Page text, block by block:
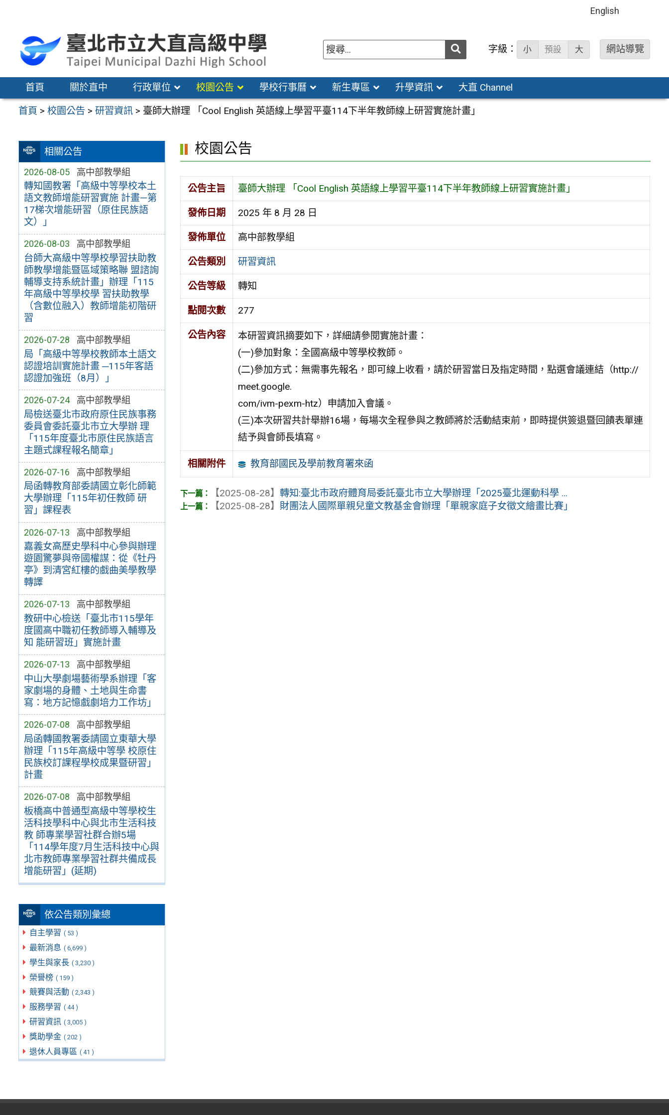
區
English
送出 字級： 小 預設 大 網站導覽
首頁 關於直中 行政單位 校園公告 學校行事曆 新生專區 升學資訊 大直 Channel
首頁 >校園公告 >研習資訊 > 臺師大辦理 「Cool English 英語線上學習平臺114下半年教師線上研習實施計畫」
相關公告
2026-08-05 高中部教學組
轉知國教署「高級中等學校本土
語文教師增能研習實施 計畫—第
17梯次增能研習（原住民族語
文）」
2026-08-03 高中部教學組
台師大高級中等學校學習扶助教
師教學增能暨區域策略聯 盟諮詢
輔導支持系統計畫」辦理「115
年高級中等學校學 習扶助教學
（含數位融入）教師增能初階研
習
2026-07-28 高中部教學組
局「高級中等學校教師本土語文
認證培訓實施計畫 ─115年客語
認證加強班（8月）」
2026-07-24 高中部教學組
局檢送臺北市政府原住民族事務
委員會委託臺北市立大學辦 理
「115年度臺北市原住民族語言
主題式課程報名簡章」
2026-07-16 高中部教學組
局函轉教育部委請國立彰化師範
大學辦理「115年初任教師 研
習」課程表
2026-07-13 高中部教學組
嘉義女高歷史學科中心參與辦理
遊園驚夢與帝國權謀：從《牡丹
亭》到清宮紅樓的戲曲美學教學
轉譯
2026-07-13 高中部教學組
教研中心檢送「臺北市115學年
度國高中職初任教師導入輔導及
知 能研習班」實施計畫
2026-07-13 高中部教學組
中山大學劇場藝術學系辦理「客
家劇場的身體、土地與生命書
寫：地方記憶戲劇培力工作坊」
2026-07-08 高中部教學組
局函轉國教署委請國立東華大學
辦理「115年高級中等學 校原住
民族校訂課程學校成果暨研習」
計畫
2026-07-08 高中部教學組
板橋高中普通型高級中等學校生
活科技學科中心與北市生活科技
教 師專業學習社群合辦5場
「114學年度7月生活科技中心與
北市教師專業學習社群共備成長
增能研習」(延期)
依公告類別彙總
自主學習 ( 53 )
最新消息 ( 6,699 )
學生與家長 ( 3,230 )
榮譽榜 ( 159 )
競賽與活動 ( 2,343 )
服務學習 ( 44 )
研習資訊 ( 3,005 )
獎助學金 ( 202 )
退休人員專區 ( 41 )
校園公告
公告主旨 臺師大辦理 「Cool English 英語線上學習平臺114下半年教師線上研習實施計畫」
發佈日期 2025 年 8 月 28 日
發佈單位 高中部教學組
公告類別 研習資訊
公告等級 轉知
點閱次數 277
公告內容
本研習資訊摘要如下，詳細請參閱實施計畫：
(一)參加對象：全國高級中等學校教師。
(二)參加方式：無需事先報名，即可線上收看，請於研習當日及指定時間，點選會議連結（http://
meet.google.
com/ivm-pexm-htz）申請加入會議。
(三)本次研習共計舉辦16場，每場次全程參與之教師將於活動結束前，即時提供簽退暨回饋表單連
結予與會師長填寫。
相關附件 教育部國民及學前教育署來函
【2025-08-28】轉知:臺北市政府體育局委託臺北市立大學辦理「2025臺北運動科學 ...
【2025-08-28】 財團法人國際單親兒童文教基金會辦理「單親家庭子女徵文繪畫比賽」